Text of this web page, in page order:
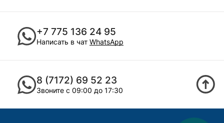
+7 775 136 24 95
Написать в чат WhatsApp
8 (7172) 69 52 23
Звоните с 09:00 до 17:30